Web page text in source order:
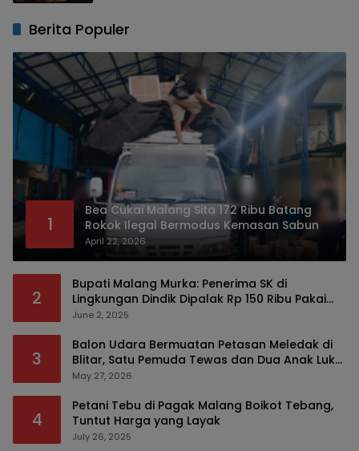
Berita Populer
1
Bea Cukai Malang Sita 172 Ribu Batang
Rokok Ilegal Bermodus Kemasan Sabun
April 22, 2026
2
Bupati Malang Murka: Penerima SK di
Lingkungan Dindik Dipalak Rp 150 Ribu Pakai
Modus Tumpengan, KPK Turut Pantau
June 2, 2025
3
Balon Udara Bermuatan Petasan Meledak di
Blitar, Satu Pemuda Tewas dan Dua Anak Luka
Serius
May 27, 2026
4
Petani Tebu di Pagak Malang Boikot Tebang,
Tuntut Harga yang Layak
July 26, 2025